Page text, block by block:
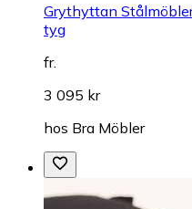
Grythyttan
tyg
fr.
3 095 kr
hos Bra Möbler